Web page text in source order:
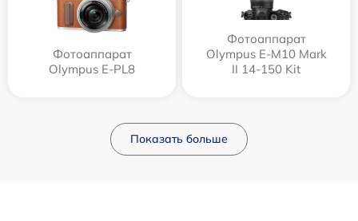
Фотоаппарат
Olympus E-PL8
Фотоаппарат
Olympus E‑M10 Mark
II 14-150 Kit
Показать больше